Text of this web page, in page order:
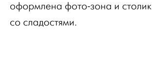
оформлена фото-зона и столик
со сладостями.